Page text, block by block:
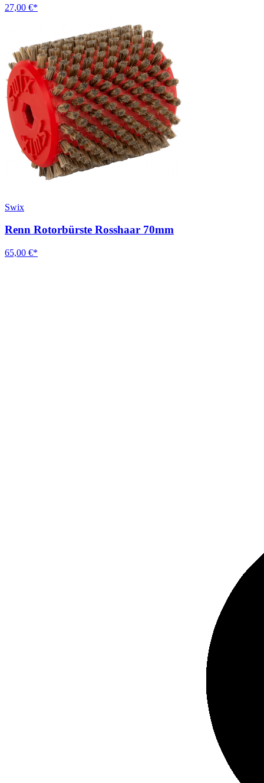
27,00 €*
Swix
Renn Rotorbürste Rosshaar 70mm
65,00 €*